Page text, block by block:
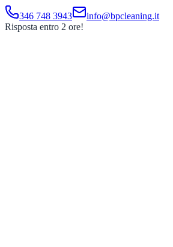
346 748 3943
info@bpcleaning.it
Risposta entro 2 ore!